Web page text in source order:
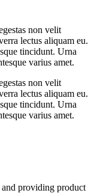
non velit
lectus aliquam eu.
tincidunt. Urna
varius amet.
non velit
lectus aliquam eu.
tincidunt. Urna
varius amet.
providing product